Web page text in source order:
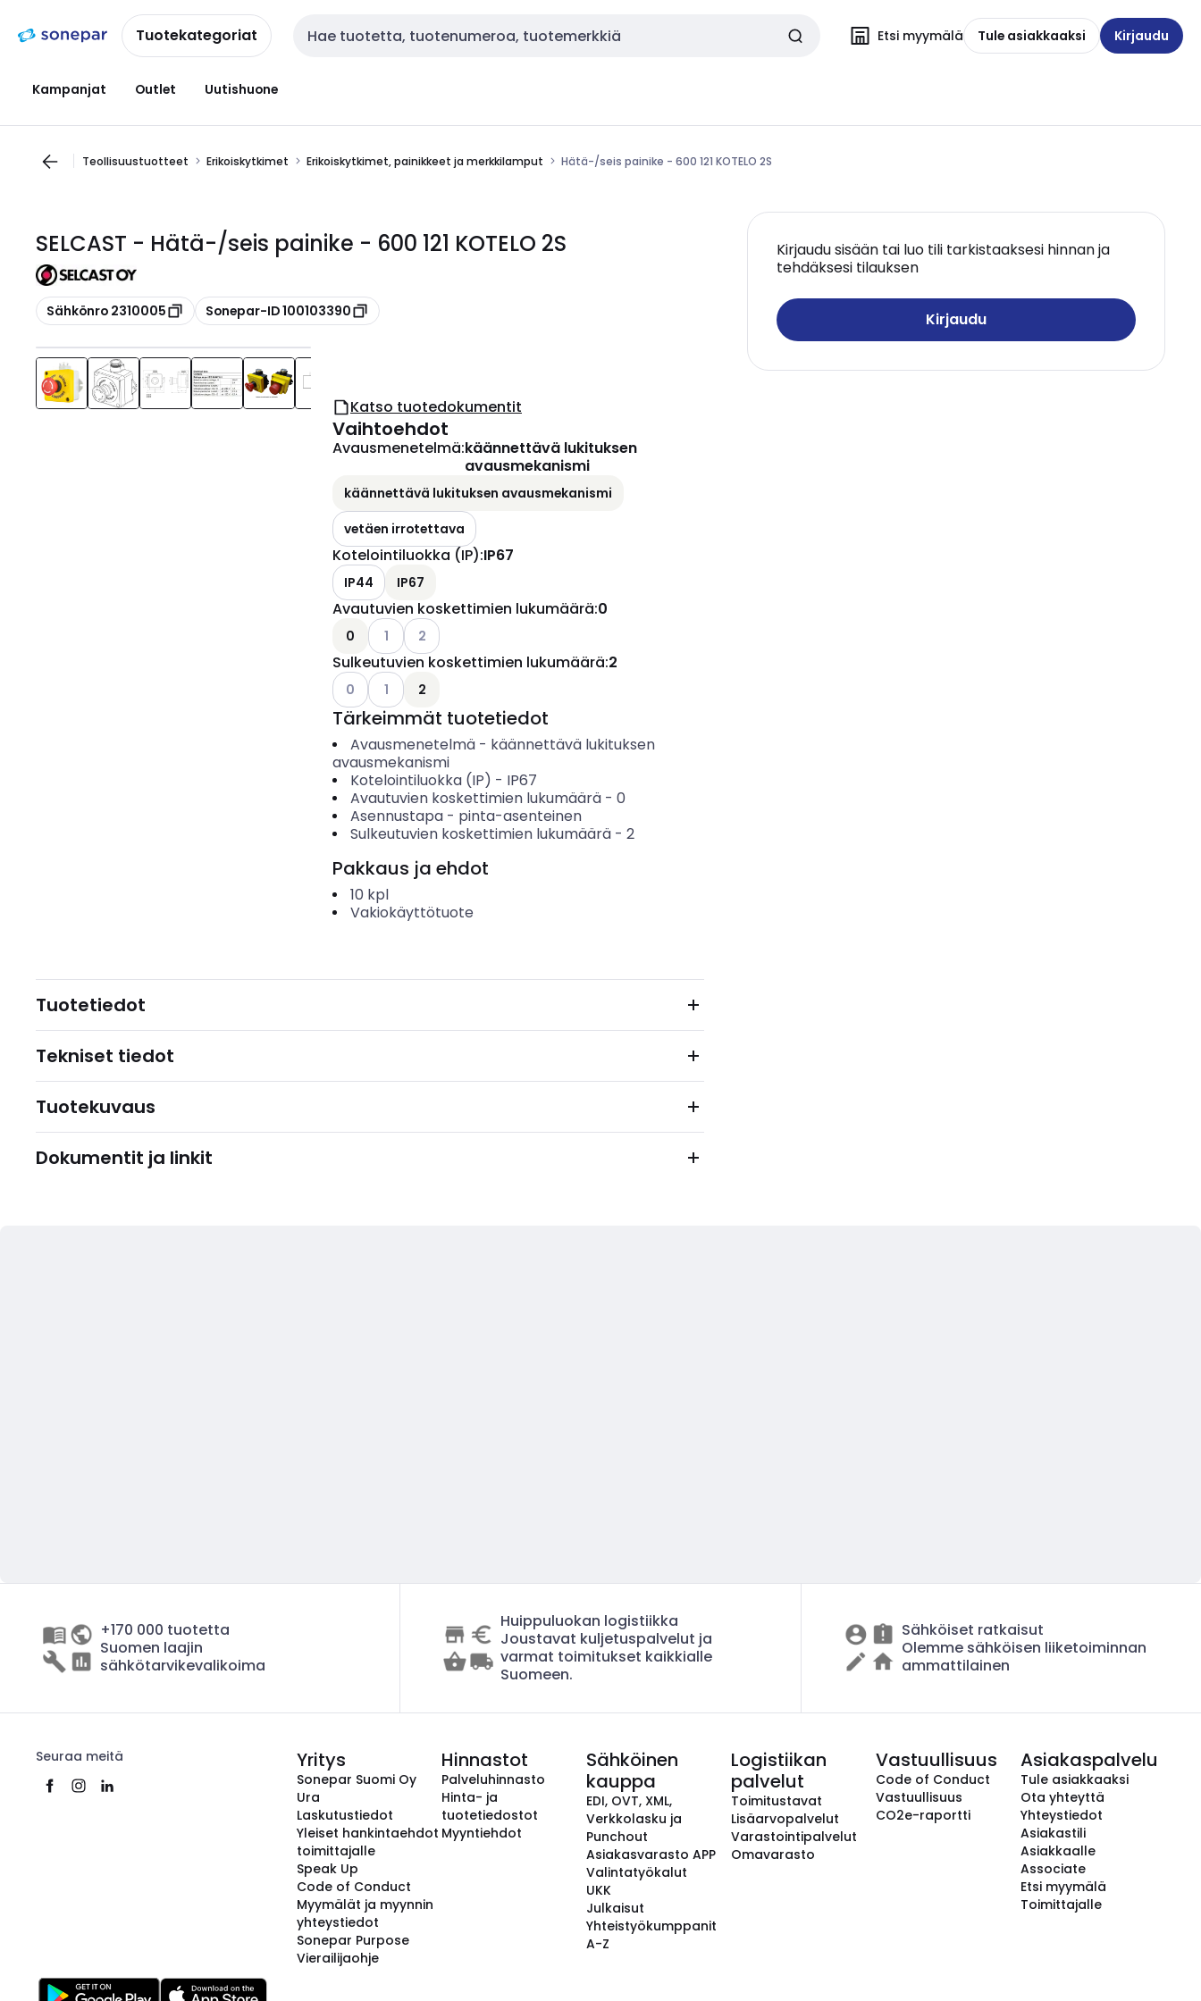
navigointiinsisältöönTuotekategoriat Haku Etsi myymälä Tule asiakkaaksi Kirjaudu
Kampanjat Outlet Uutishuone
Teollisuustuotteet Erikoiskytkimet Erikoiskytkimet, painikkeet ja merkkilamput Hätä-/seis painike - 600 121 KOTELO 2S
SELCAST - Hätä-/seis painike - 600 121 KOTELO 2S
Kopioi
Sähkönro 2310005 Kopioi
Sonepar-ID 100103390
Kirjaudu sisään tai luo tili tarkistaaksesi hinnan ja
tehdäksesi tilauksen
Kirjaudu
Katso tuotedokumentit
Vaihtoehdot
Avausmenetelmä:käännettävä lukituksen
avausmekanismi
käännettävä lukituksen avausmekanismi
vetäen irrotettava
Kotelointiluokka (IP):IP67
IP44 IP67
Avautuvien koskettimien lukumäärä:0
0 Katso käytettävissä olevat vaihtoehdot
1 Katso käytettävissä olevat vaihtoehdot
2
Sulkeutuvien koskettimien lukumäärä:2
Katso käytettävissä olevat vaihtoehdot
0 Katso käytettävissä olevat vaihtoehdot
1 2
Tärkeimmät tuotetiedot
Avausmenetelmä- käännettävä lukituksen
avausmekanismi
Kotelointiluokka (IP) - IP67
Avautuvien koskettimien lukumäärä- 0
Asennustapa- pinta-asenteinen
Sulkeutuvien koskettimien lukumäärä- 2
Pakkaus ja ehdot
10 kpl
Vakiokäyttötuote
Tuotetiedot
Tekniset tiedot
Tuotekuvaus
Dokumentit ja linkit
+170 000 tuotetta
Suomen laajin
sähkötarvikevalikoima
Huippuluokan logistiikka
Joustavat kuljetuspalvelut ja
varmat toimitukset kaikkialle
Suomeen.
Sähköiset ratkaisut
Olemme sähköisen liiketoiminnan
ammattilainen
Seuraa meitä Yritys
Sonepar Suomi Oy
Ura
Laskutustiedot
Yleiset hankintaehdot
toimittajalle
Speak Up
Code of Conduct
Myymälät ja myynnin
yhteystiedot
Sonepar Purpose
Vierailijaohje
Hinnastot
Palveluhinnasto
Hinta- ja
tuotetiedostot
Myyntiehdot
Sähköinen
kauppa
EDI, OVT, XML,
Verkkolasku ja
Punchout
Asiakasvarasto APP
Valintatyökalut
UKK
Julkaisut
Yhteistyökumppanit
A-Z
Logistiikan
palvelut
Toimitustavat
Lisäarvopalvelut
Varastointipalvelut
Omavarasto
Vastuullisuus
Code of Conduct
Vastuullisuus
CO2e-raportti
Asiakaspalvelu
Tule asiakkaaksi
Ota yhteyttä
Yhteystiedot
Asiakastili
Asiakkaalle
Associate
Etsi myymälä
Toimittajalle